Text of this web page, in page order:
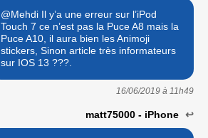
@Mehdi Il y’a une erreur sur l’iPod
Touch 7 ce n’est pas la Puce A8 mais la
Puce A10, il aura bien les Animoji
stickers, Sinon article très informateurs
sur IOS 13 ???.
16/06/2019 à 11h49
matt75000 - iPhone ↩